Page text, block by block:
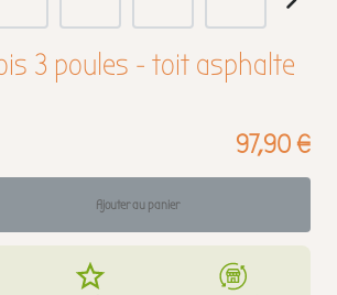
3 poules - toit asphalte
97,90 €
Ajouter au panier